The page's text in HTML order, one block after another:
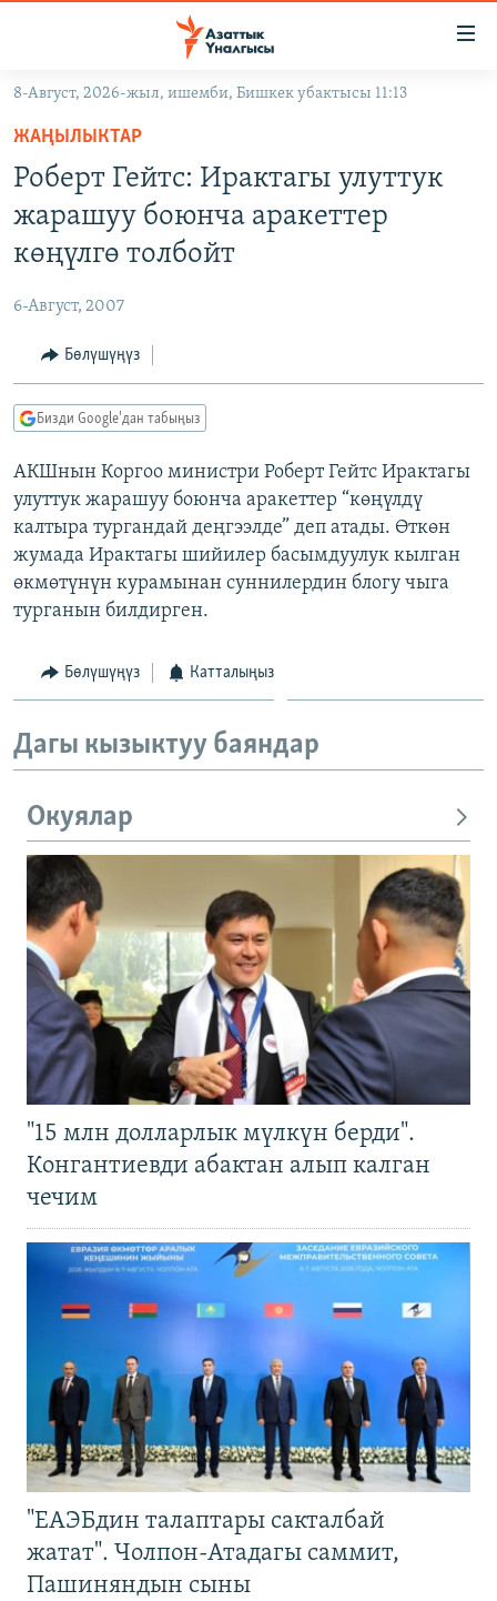
Навигацияга
өтүңүз
Издөөгө
салыңыз
КЫРГЫЗСТАН
КЫРГЫЗСТАН
МАДАНИЯТ
ДҮЙНӨ
УКРАИНА
ТВ ПРОГРАММАЛАР
БҮГҮН АЗАТТЫКТА
ДАНИСТЕ
АЗАТТЫК+
ЫҢГАЙСЫЗ СУРООЛОР
ПОДКАСТ
ОНЛАЙН ШЕРИНЕ
ЭЕ/АРнун бардык сайттары
8-Август, 2026-жыл, ишемби, Бишкек убактысы 11:13
ЖАҢЫЛЫКТАР
Роберт Гейтс: Ирактагы улуттук
жарашуу боюнча аракеттер
көңүлгө толбойт
6-Август, 2007
Бөлүшүңүз
Бизди Google'дан табыңыз
АКШнын Коргоо министри Роберт Гейтс Ирактагы
улуттук жарашуу боюнча аракеттер “көңүлдү
калтыра тургандай деңгээлде” деп атады. Өткөн
жумада Ирактагы шийилер басымдуулук кылган
өкмөтүнүн курамынан суннилердин блогу чыга
турганын билдирген.
Бөлүшүңүз Катталыңыз
Дагы кызыктуу баяндар
Окуялар
"15 млн долларлык мүлкүн берди".
Конгантиевди абактан алып калган
чечим
"ЕАЭБдин талаптары сакталбай
жатат". Чолпон-Атадагы саммит,
Пашиняндын сыны